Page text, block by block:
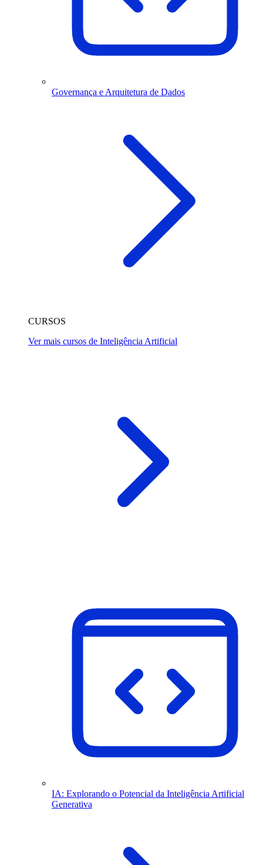
Governança e Arquitetura de Dados
CURSOS
Ver mais cursos de Inteligência Artificial
IA: Explorando o Potencial da Inteligência Artificial
Generativa